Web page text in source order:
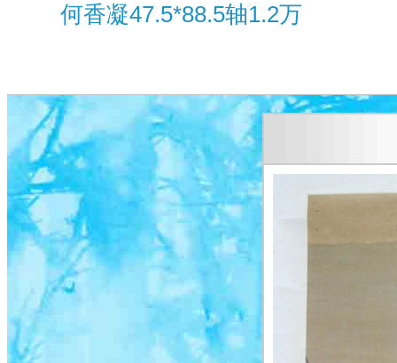
何香凝47.5*88.5轴1.2万